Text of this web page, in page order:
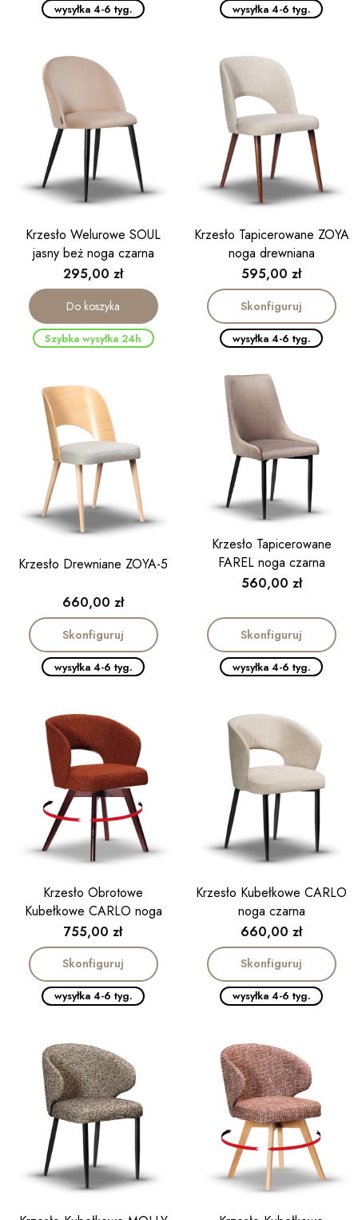
wysyłka 4-6 tyg. wysyłka 4-6 tyg.
Krzesło Welurowe SOUL
jasny beż noga czarna
Cena
295,00 zł
Do koszyka
Szybka wysyłka 24h
Krzesło Tapicerowane ZOYA
noga drewniana
Cena
595,00 zł
Skonfiguruj
wysyłka 4-6 tyg.
Krzesło Drewniane ZOYA-5
Cena
660,00 zł
Skonfiguruj
wysyłka 4-6 tyg.
Krzesło Tapicerowane
FAREL noga czarna
Cena
560,00 zł
Skonfiguruj
wysyłka 4-6 tyg.
Krzesło Obrotowe
Kubełkowe CARLO noga
drewniana kolor orzech
Cena
755,00 zł
Skonfiguruj
wysyłka 4-6 tyg.
Krzesło Kubełkowe CARLO
noga czarna
Cena
660,00 zł
Skonfiguruj
wysyłka 4-6 tyg.